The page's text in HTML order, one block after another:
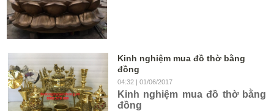
Kinh nghiệm mua đồ thờ bằng
đồng
04:32| 01/06/2017
Kinh nghiệm mua đồ thờ bằng
đồng